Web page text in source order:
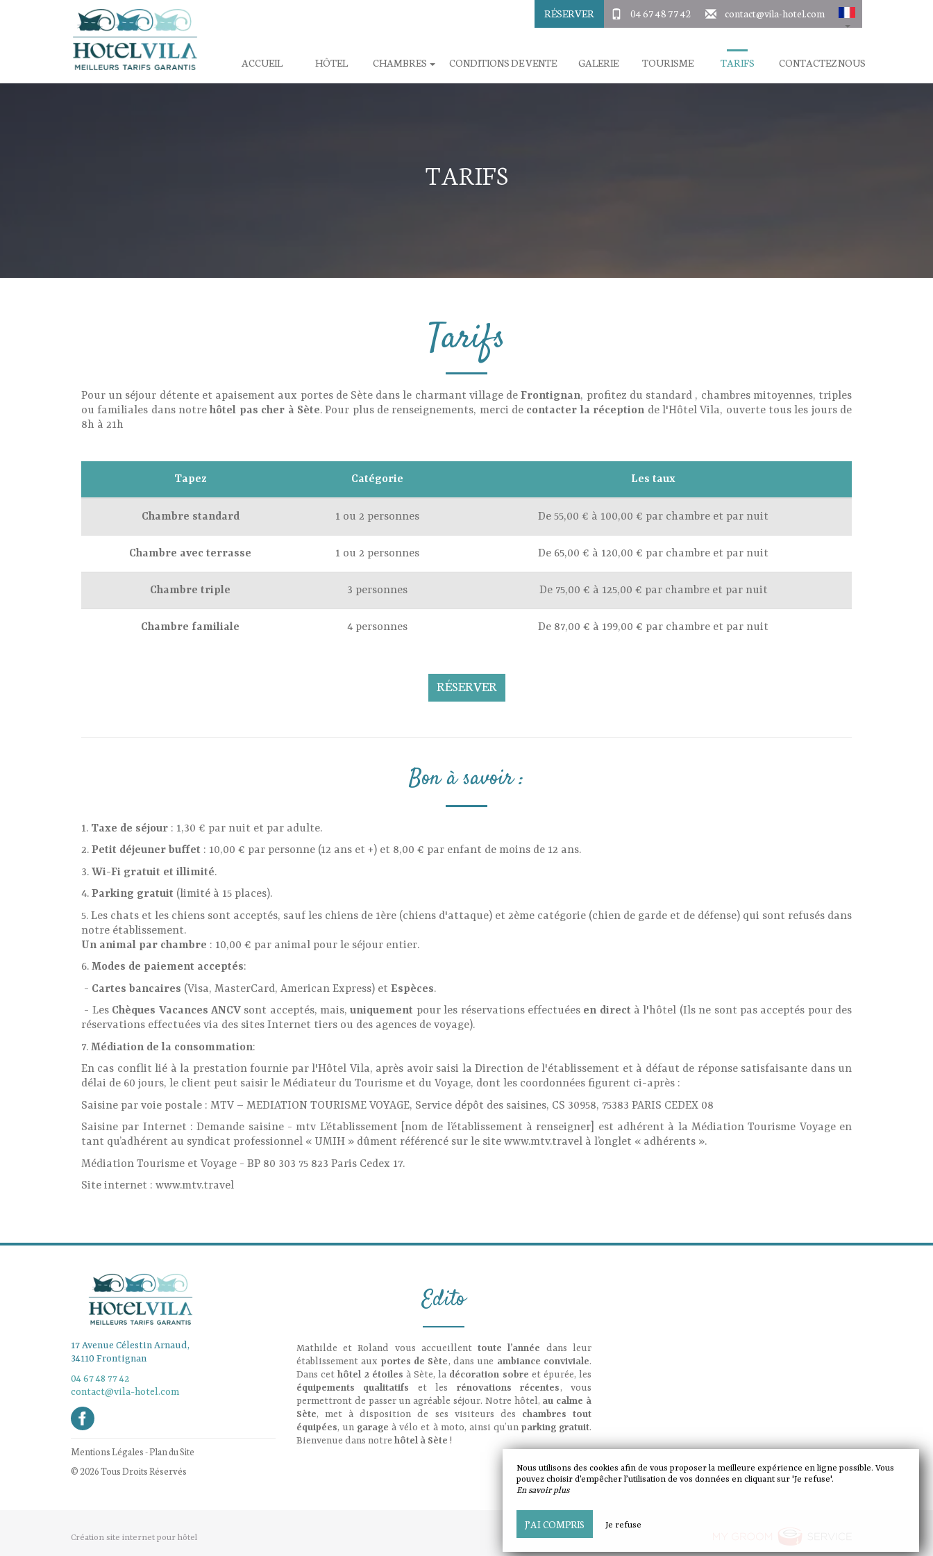
RÉSERVER 04 67 48 77 42 contact@vila-hotel.com
ACCUEIL HÔTEL CHAMBRES CONDITIONS DE VENTE GALERIE TOURISME TARIFS CONTACTEZ NOUS
TARIFS
Tarifs
Pour un séjour détente et apaisement aux portes de Sète dans le charmant village deFrontignan, profitez du standard , chambres mitoyennes, triples
ou familiales dans notrehôtel pas cher à Sète. Pour plus de renseignements, merci de contacter la réception de l'Hôtel Vila, ouverte tous les jours de
8h à 21h
Tapez Catégorie Les taux
Chambre standard 1 ou 2 personnes De 55,00 € à 100,00 € par chambre et par nuit
Chambre avec terrasse 1 ou 2 personnes De 65,00 € à 120,00 € par chambre et par nuit
Chambre triple 3 personnes De 75,00 € à 125,00 € par chambre et par nuit
Chambre familiale 4 personnes De 87,00 € à 199,00 € par chambre et par nuit
RÉSERVER
Bon à savoir :
1. Taxe de séjour : 1,30 € par nuit et par adulte.
2. Petit déjeuner buffet : 10,00 € par personne (12 ans et +) et 8,00 € par enfant de moins de 12 ans.
3. Wi-Fi gratuit et illimité.
4. Parking gratuit (limité à 15 places).
5. Les chats et les chiens sont acceptés, sauf les chiens de 1ère (chiens d'attaque) et 2ème catégorie (chien de garde et de défense) qui sont refusés dans
notre établissement.
Un animal par chambre : 10,00 € par animal pour le séjour entier.
6. Modes de paiement acceptés:
- Cartes bancaires (Visa, MasterCard, American Express) et Espèces.
- Les Chèques Vacances ANCVsont acceptés, mais,uniquement pour les réservations effectuées en direct à l'hôtel (Ils ne sont pas acceptés pour des
réservations effectuées via des sites Internet tiers ou des agences de voyage).
7. Médiation de la consommation:
En cas conflit lié à la prestation fournie par l'Hôtel Vila, après avoir saisi la Direction de l'établissement et à défaut de réponse satisfaisante dans un
délai de 60 jours, le client peut saisir le Médiateur du Tourisme et du Voyage, dont les coordonnées figurent ci-après :
Saisine par voie postale : MTV – MEDIATION TOURISME VOYAGE, Service dépôt des saisines, CS 30958, 75383 PARIS CEDEX 08
Saisine par Internet : Demande saisine - mtv L’établissement [nom de l’établissement à renseigner] est adhérent à la Médiation Tourisme Voyage en
tant qu’adhérent au syndicat professionnel « UMIH » dûment référencé sur le site www.mtv.travel à l’onglet « adhérents ».
Médiation Tourisme et Voyage - BP 80 303 75 823 Paris Cedex 17.
Site internet : www.mtv.travel
17 Avenue Célestin Arnaud,
34110 Frontignan
04 67 48 77 42
contact@vila-hotel.com
Mentions Légales-Plan du Site
© 2026 Tous Droits Réservés
Edito
Mathilde et Roland vous accueillenttoute l’année dans leur
établissement aux portes de Sète, dans une ambiance conviviale.
Dans cet hôtel 2 étoiles à Sète, la décoration sobre et épurée, les
équipements qualitatifs et les rénovations récentes, vous
permettront de passer un agréable séjour. Notre hôtel, au calme à
Sète, met à disposition de ses visiteurs des chambres tout
équipées, un garageà vélo et à moto, ainsi qu’un parking gratuit.
Bienvenue dans notre hôtel à Sète !
Création site internet pour hôtel
Nous utilisons des cookies afin de vous proposer la meilleure expérience en ligne possible. Vous
pouvez choisir d’empêcher l’utilisation de vos données en cliquant sur 'Je refuse'.
En savoir plus
J’AI COMPRIS Je refuse